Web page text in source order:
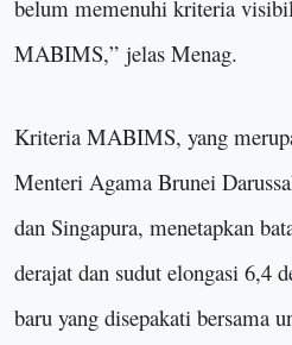
belum memenuhi kriteria
MABIMS,” jelas Menag.
Kriteria MABIMS, yang
Menteri Agama Brunei
dan Singapura, menetapkan
derajat dan sudut elongasi 6,4
baru yang disepakati bersama